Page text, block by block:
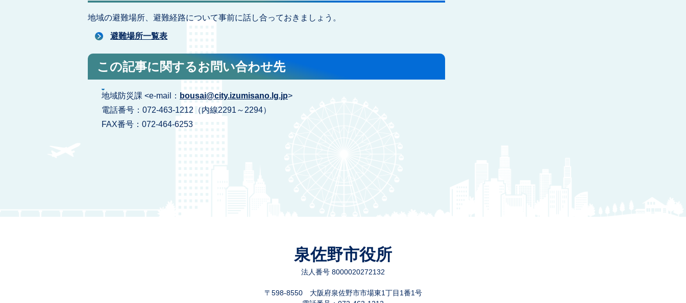
地域の避難場所、避難経路について事前に話し合っておきましょう。
避難場所一覧表
この記事に関するお問い合わせ先
地域防災課 <e-mail： bousai@city.izumisano.lg.jp>
電話番号：072-463-1212（内線2291～2294）
FAX番号：072-464-6253
泉佐野市役所
法人番号 8000020272132
〒598-8550 大阪府泉佐野市市場東1丁目1番1号